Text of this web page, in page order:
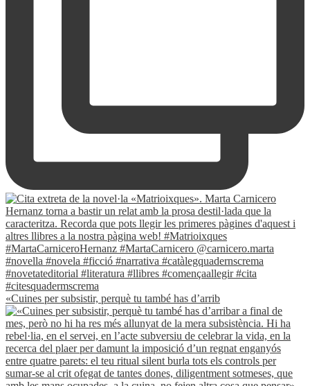
«Cuines per subsistir, perquè tu també has d’arrib